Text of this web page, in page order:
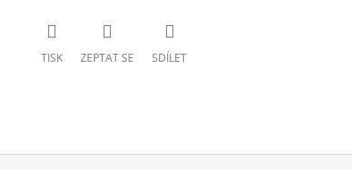
TISK ZEPTAT SE SDÍLET